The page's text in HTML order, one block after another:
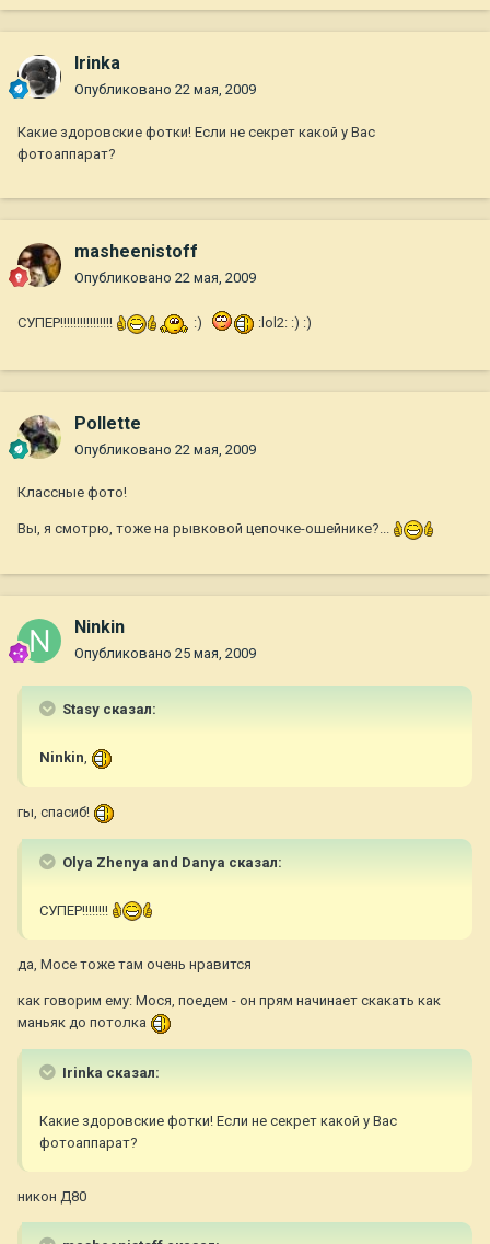
Irinkа
Опубликовано 22 мая, 2009
Какие здоровские фотки! Если не секрет какой у Вас
фотоаппарат?
masheenistoff
Опубликовано 22 мая, 2009
СУПЕР!!!!!!!!!!!!!!!! :) :lol2: :) :)
Pollette
Опубликовано 22 мая, 2009
Классные фото!
Вы, я смотрю, тоже на рывковой цепочке-ошейнике?...
Ninkin
Опубликовано 25 мая, 2009
Stasy сказал:
Ninkin,
гы, спасиб!
Olya Zhenya and Danya сказал:
СУПЕР!!!!!!!!
да, Мосе тоже там очень нравится
как говорим ему: Мося, поедем - он прям начинает скакать как
маньяк до потолка
Irinkа сказал:
Какие здоровские фотки! Если не секрет какой у Вас
фотоаппарат?
никон Д80